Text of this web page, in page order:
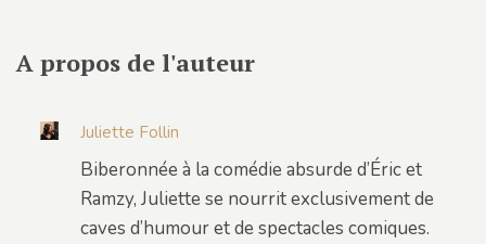
A propos de l'auteur
Juliette Follin
Biberonnée à la comédie absurde d’Éric et
Ramzy, Juliette se nourrit exclusivement de
caves d’humour et de spectacles comiques.